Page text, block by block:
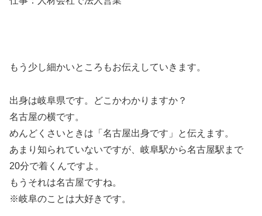
もう少し細かいところもお伝えしていきます。
出身は岐阜県です。どこかわかりますか？
名古屋の横です。
めんどくさいときは「名古屋出身です」と伝えます。
あまり知られていないですが、岐阜駅から名古屋駅まで
20分で着くんですよ。
もうそれは名古屋ですね。
※岐阜のことは大好きです。